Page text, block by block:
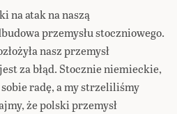
na atak na naszą
przemysłu stoczniowego.
nasz przemysł
za błąd. Stocznie niemieckie,
radę, a my strzeliliśmy
że polski przemysł